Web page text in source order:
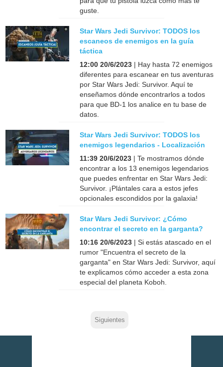
guste.
Star Wars Jedi Survivor: TODOS los
escaneos de enemigos en la guía
táctica
12:00 20/6/2023 | Hay hasta 72 enemigos
diferentes para escanear en tus aventuras
por Star Wars Jedi: Survivor. Aquí te
enseñamos dónde encontrarlos a todos
para que BD-1 los analice en tu base de
datos.
Star Wars Jedi Survivor: TODOS los
enemigos legendarios - Localización
11:39 20/6/2023 | Te mostramos dónde
encontrar a los 13 enemigos legendarios
que puedes enfrentar en Star Wars Jedi:
Survivor. ¡Plántales cara a estos jefes
opcionales escondidos por la galaxia!
Star Wars Jedi Survivor: ¿Cómo
encontrar el secreto en la garganta?
10:16 20/6/2023 | Si estás atascado en el
rumor "Encuentra el secreto de la
garganta" en Star Wars Jedi: Survivor, aquí
te explicamos cómo acceder a esta zona
especial del planeta Koboh.
Siguientes